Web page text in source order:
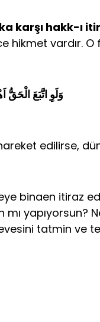
karşı hakk-ı
hikmet vardır.
وَلَوِ اتَّبَعَ
edilirse,
binaen itiraz
yapıyorsun?
tatmin ve